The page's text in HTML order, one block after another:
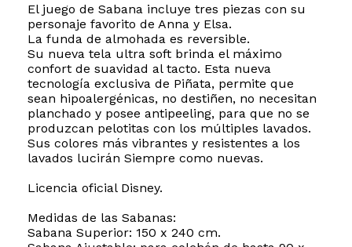
El juego de Sabana incluye tres piezas con su
personaje favorito de Anna y Elsa.
La funda de almohada es reversible.
Su nueva tela ultra soft brinda el máximo
confort de suavidad al tacto. Esta nueva
tecnología exclusiva de Piñata, permite que
sean hipoalergénicas, no destiñen, no necesitan
planchado y posee antipeeling, para que no se
produzcan pelotitas con los múltiples lavados.
Sus colores más vibrantes y resistentes a los
lavados lucirán Siempre como nuevas.
Licencia oficial Disney.
Medidas de las Sabanas:
Sabana Superior: 150 x 240 cm.